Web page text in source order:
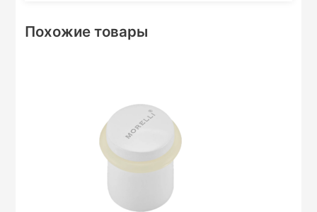
Похожие товары